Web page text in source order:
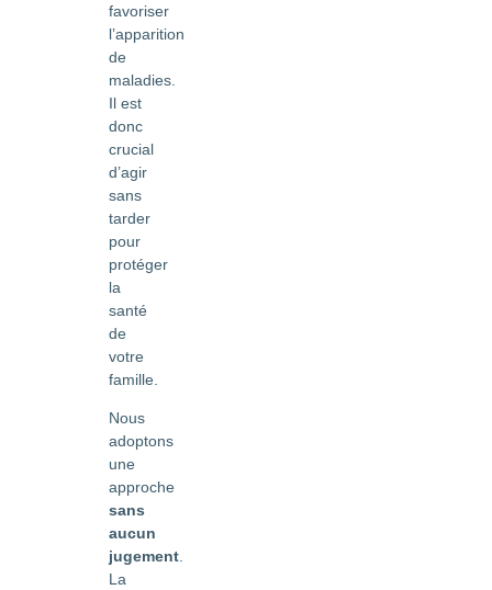
favoriser
l’apparition
de
maladies.
Il est
donc
crucial
d’agir
sans
tarder
pour
protéger
la
santé
de
votre
famille.
Nous
adoptons
une
approche
sans
aucun
jugement
La